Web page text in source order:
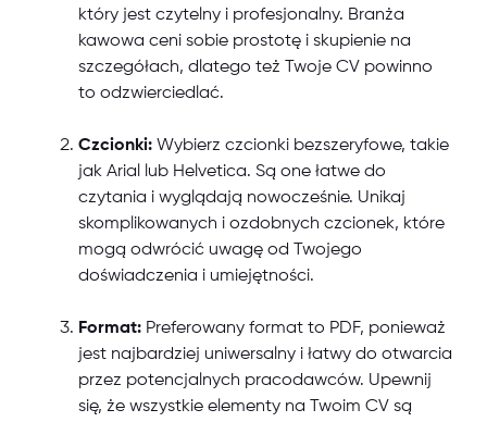
który jest czytelny i profesjonalny. Branża
kawowa ceni sobie prostotę i skupienie na
szczegółach, dlatego też Twoje CV powinno
to odzwierciedlać.
Czcionki: Wybierz czcionki bezszeryfowe, takie
jak Arial lub Helvetica. Są one łatwe do
czytania i wyglądają nowocześnie. Unikaj
skomplikowanych i ozdobnych czcionek, które
mogą odwrócić uwagę od Twojego
doświadczenia i umiejętności.
Format: Preferowany format to PDF, ponieważ
jest najbardziej uniwersalny i łatwy do otwarcia
przez potencjalnych pracodawców. Upewnij
się, że wszystkie elementy na Twoim CV są